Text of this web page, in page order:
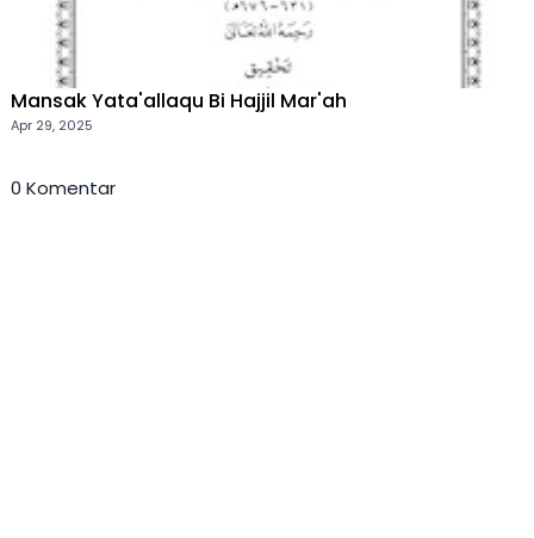
Mansak Yata'allaqu Bi Hajjil Mar'ah
Apr 29, 2025
0 Komentar